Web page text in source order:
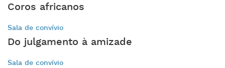
Coros africanos
Sala de convívio
Do julgamento à amizade
Sala de convívio